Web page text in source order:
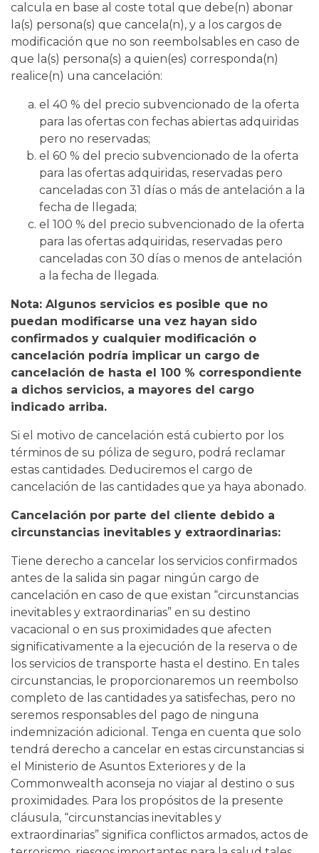
calcula en base al coste total que debe(n) abonar
la(s) persona(s) que cancela(n), y a los cargos de
modificación que no son reembolsables en caso de
que la(s) persona(s) a quien(es) corresponda(n)
realice(n) una cancelación:
el 40 % del precio subvencionado de la oferta
para las ofertas con fechas abiertas adquiridas
pero no reservadas;
el 60 % del precio subvencionado de la oferta
para las ofertas adquiridas, reservadas pero
canceladas con 31 días o más de antelación a la
fecha de llegada;
el 100 % del precio subvencionado de la oferta
para las ofertas adquiridas, reservadas pero
canceladas con 30 días o menos de antelación
a la fecha de llegada.
Nota: Algunos servicios es posible que no
puedan modificarse una vez hayan sido
confirmados y cualquier modificación o
cancelación podría implicar un cargo de
cancelación de hasta el 100 % correspondiente
a dichos servicios, a mayores del cargo
indicado arriba.
Si el motivo de cancelación está cubierto por los
términos de su póliza de seguro, podrá reclamar
estas cantidades. Deduciremos el cargo de
cancelación de las cantidades que ya haya abonado.
Cancelación por parte del cliente debido a
circunstancias inevitables y extraordinarias:
Tiene derecho a cancelar los servicios confirmados
antes de la salida sin pagar ningún cargo de
cancelación en caso de que existan “circunstancias
inevitables y extraordinarias” en su destino
vacacional o en sus proximidades que afecten
significativamente a la ejecución de la reserva o de
los servicios de transporte hasta el destino. En tales
circunstancias, le proporcionaremos un reembolso
completo de las cantidades ya satisfechas, pero no
seremos responsables del pago de ninguna
indemnización adicional. Tenga en cuenta que solo
tendrá derecho a cancelar en estas circunstancias si
el Ministerio de Asuntos Exteriores y de la
Commonwealth aconseja no viajar al destino o sus
proximidades. Para los propósitos de la presente
cláusula, “circunstancias inevitables y
extraordinarias” significa conflictos armados, actos de